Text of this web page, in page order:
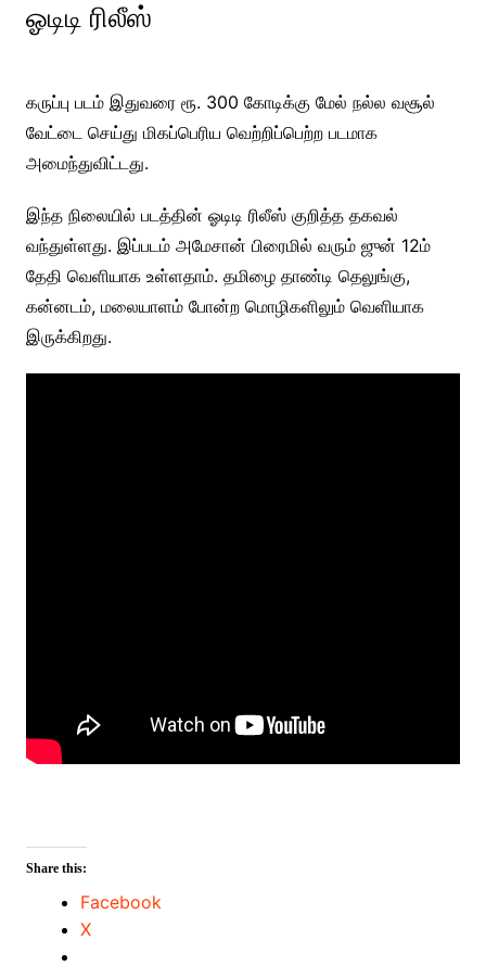
ஓடிடி ரிலீஸ்
கருப்பு படம் இதுவரை ரூ. 300 கோடிக்கு மேல் நல்ல வசூல்
வேட்டை செய்து மிகப்பெரிய வெற்றிப்பெற்ற படமாக
அமைந்துவிட்டது.
இந்த நிலையில் படத்தின் ஓடிடி ரிலீஸ் குறித்த தகவல்
வந்துள்ளது. இப்படம் அமேசான் பிரைமில் வரும் ஜுன் 12ம்
தேதி வெளியாக உள்ளதாம். தமிழை தாண்டி தெலுங்கு,
கன்னடம், மலையாளம் போன்ற மொழிகளிலும் வெளியாக
இருக்கிறது.
Share this:
Facebook
X